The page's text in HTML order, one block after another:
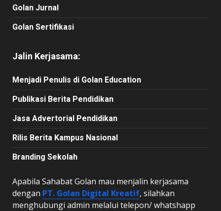
Golan Jurnal
Golan Sertifikasi
Jalin Kerjasama:
Menjadi Penulis di Golan Education
Publikasi Berita Pendidikan
Jasa Advertorial Pendidikan
Rilis Berita Kampus Nasional
Branding Sekolah
Apabila Sahabat Golan mau menjalin kerjasama
dengan PT. Golan Digital Kreatif, silahkan
menghubungi admin melalui telepon/ whatshapp